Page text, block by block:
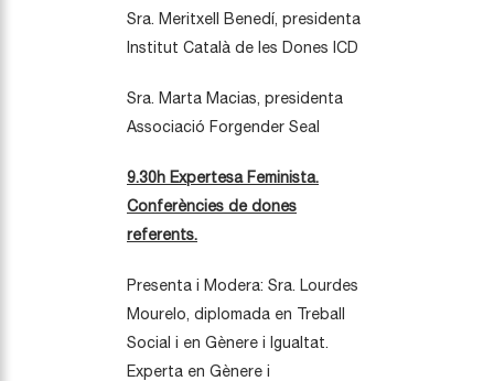
Sra. Meritxell Benedí, presidenta
Institut Català de les Dones ICD
Sra. Marta Macias, presidenta
Associació Forgender Seal
9.30h Expertesa Feminista.
Conferències de dones
referents.
Presenta i Modera: Sra. Lourdes
Mourelo, diplomada en Treball
Social i en Gènere i Igualtat.
Experta en Gènere i